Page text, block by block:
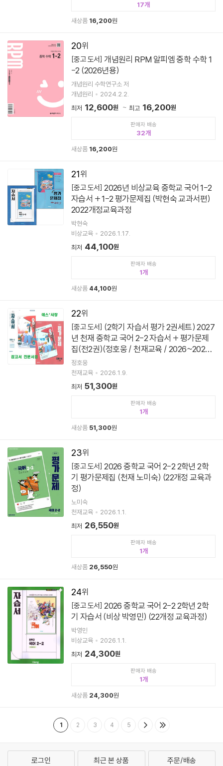
17
새상품 16,200원
20
[중고 도서]
-2 (2026년용)
개념원리 수학연구소 저
개념원리
2024.2.2.
최저 12,600원 최고 16,200원
판매자 배송
32
새상품 16,200원
21
[중고 도서] 2026년 비상교육 중학교 국어 1-2
자습서 + 1-2 평가문제집 (박현숙 교과서편)
2022개정교육과정
박현숙
비상교육
2026.1.17.
최저 44,100원
판매자 배송
1
새상품 44,100원
22
[중고 도서]
년 천재 중학교 국어 2-2 자습서 + 평가문제
집(전2권)(정호웅 / 천재교육 / 2026~2028
년용)2022개정
정호웅
천재교육
2026.1.9.
최저 51,300원
판매자 배송
1
새상품 51,300원
23
[중고 도서] 2026 중학교 국어 2-2 2학년 2학
기 평가문제집 (천재 노미숙) (22개정 교육과
정)
노미숙
천재교육
2026.1.1.
최저 26,550원
판매자 배송
1
새상품 26,550원
24
[중고 도서] 2026 중학교 국어 2-2 2학년 2학
기 자습서 (비상 박영민) (22개정 교육과정)
박영민
비상교육
2026.1.1.
최저 24,300원
판매자 배송
1
새상품 24,300원
1 2 3 4 5
로그인 최근 본 상품 주문/배송